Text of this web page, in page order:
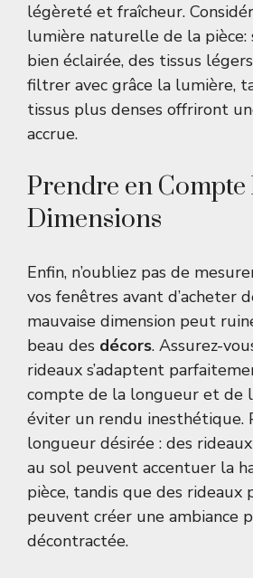
légèreté et fraîcheur.
lumière naturelle de la
bien éclairée, des tissus
filtrer avec grâce la lumière,
tissus plus denses offriront
accrue.
Prendre en Compte
Dimensions
Enfin, n’oubliez pas de
vos fenêtres avant d’acheter
mauvaise dimension peut
beau des décors. Assurez-
rideaux s’adaptent
compte de la longueur et de
éviter un rendu inesthétique.
longueur désirée : des
au sol peuvent accentuer la
pièce, tandis que des rideaux
peuvent créer une ambiance
décontractée.